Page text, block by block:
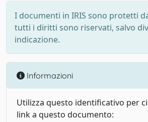
I documenti in IRIS sono protetti
tutti i diritti sono riservati, salvo
indicazione.
Informazioni
Utilizza questo identificativo per
link a questo documento: